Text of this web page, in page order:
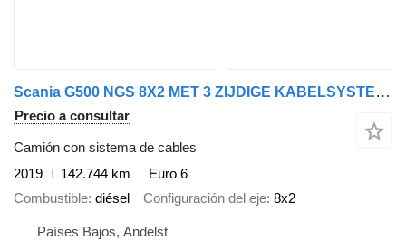
Scania G500 NGS 8X2 MET 3 ZIJDIGE KABELSYSTEEM + HIAB 362 EP-5 KRAAN/KR
Precio a consultar
Camión con sistema de cables
2019
142.744 km
Euro 6
Combustible diésel Configuración del eje 8x2
Países Bajos, Andelst